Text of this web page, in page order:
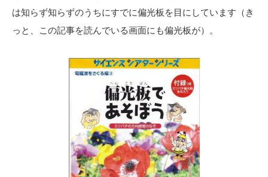
は知らず知らずのうちにすでに偏光板を目にしています（き
っと、この記事を読んでいる画面にも偏光板が）。